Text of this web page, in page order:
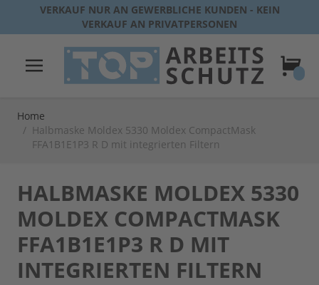
Direkt zum Inhalt
VERKAUF NUR AN GEWERBLICHE KUNDEN - KEIN
VERKAUF AN PRIVATPERSONEN
Home
/ Halbmaske Moldex 5330 Moldex CompactMask
FFA1B1E1P3 R D mit integrierten Filtern
HALBMASKE MOLDEX 5330
MOLDEX COMPACTMASK
FFA1B1E1P3 R D MIT
INTEGRIERTEN FILTERN